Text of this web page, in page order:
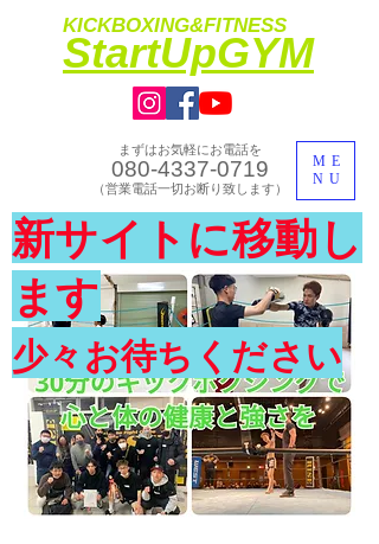
KICKBOXING&FITNESS
​StartUpGYM
ME
NU
まずはお気軽にお電話を
080-4337-0719
​（営業電話一切お断り致します）
​体験入会実施中
新サイトに移動し
ます
少々お待ちください